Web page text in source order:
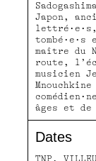
Japon,
tombé·e·s
maître du
route,
musicien
âges et
Dates
TNP,